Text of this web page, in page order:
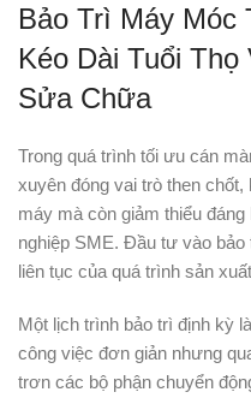
Bảo Trì Máy
Kéo Dài Tuổi
Sửa Chữa
Trong quá trình tối ưu cán
xuyên đóng vai trò then
máy mà còn giảm thiểu
nghiệp SME. Đầu tư vào
liên tục của quá trình sản
Một lịch trình bảo trì định kỳ
công việc đơn giản nhưng
trơn các bộ phận chuyển